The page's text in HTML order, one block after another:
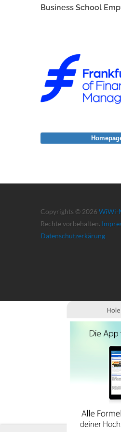
Business School
Copyrights © 2026 WiWi-
Rechte vorbehalten.
Datenschutzerkärung